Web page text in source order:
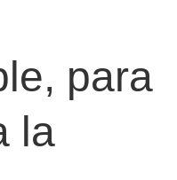
para
la